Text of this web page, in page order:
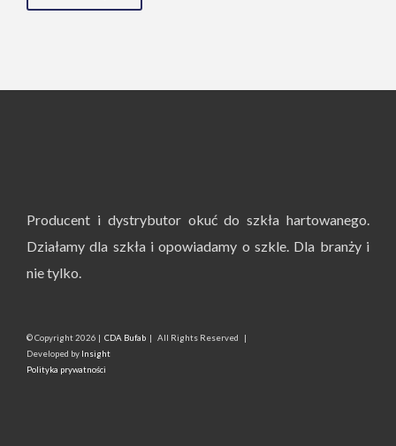
Producent i dystrybutor okuć do szkła hartowanego.
Działamy dla szkła i opowiadamy o szkle. Dla branży i
nie tylko.
© Copyright2026 | CDA Bufab | All Rights Reserved |
Developed by Insight
Polityka prywatności